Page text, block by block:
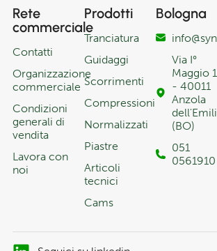
Rete
commerciale
Contatti
Organizzazione
commerciale
Condizioni
generali di
vendita
Lavora con
noi
Prodotti
Tranciatura
Guidaggi
Scorrimenti
Compressioni
Normalizzati
Piastre
Articoli
tecnici
Cams
Bologna
Via I°
Maggio
- 40011
Anzola
(BO)
051
0561910